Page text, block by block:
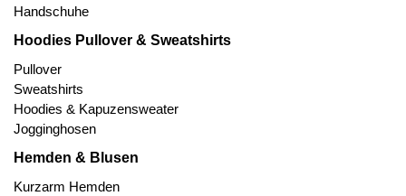
Handschuhe
Hoodies Pullover & Sweatshirts
Pullover
Sweatshirts
Hoodies & Kapuzensweater
Jogginghosen
Hemden & Blusen
Kurzarm Hemden